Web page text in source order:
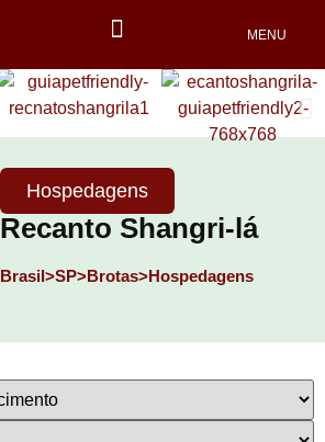
MENU
Hospedagens
Recanto Shangri-lá
Brasil>SP>Brotas>Hospedagens